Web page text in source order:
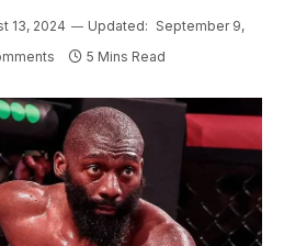
13, 2024 Updated: September 9,
5 Mins Read